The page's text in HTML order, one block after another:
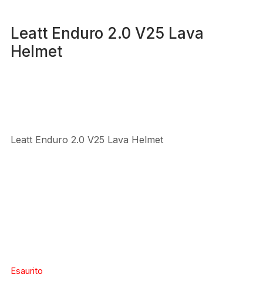
Leatt Enduro 2.0 V25 Lava
Helmet
Leatt Enduro 2.0 V25 Lava Helmet
Esaurito